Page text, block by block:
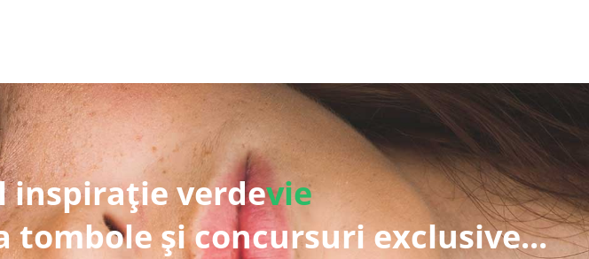
inspirație verdevie
și concursuri exclusive...